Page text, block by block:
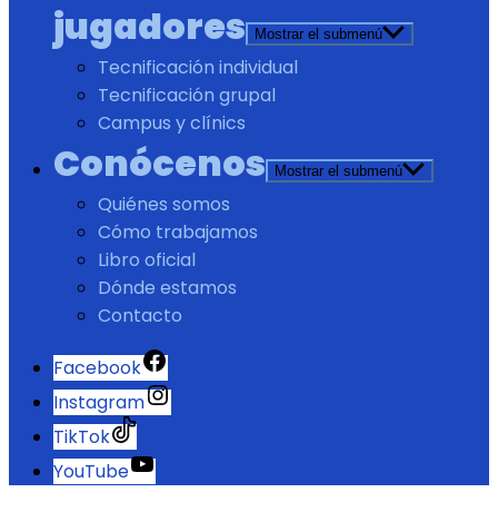
jugadores
Mostrar el submenú
Tecnificación individual
Tecnificación grupal
Campus y clínics
Conócenos Mostrar el submenú
Quiénes somos
Cómo trabajamos
Libro oficial
Dónde estamos
Contacto
Facebook
Instagram
TikTok
YouTube